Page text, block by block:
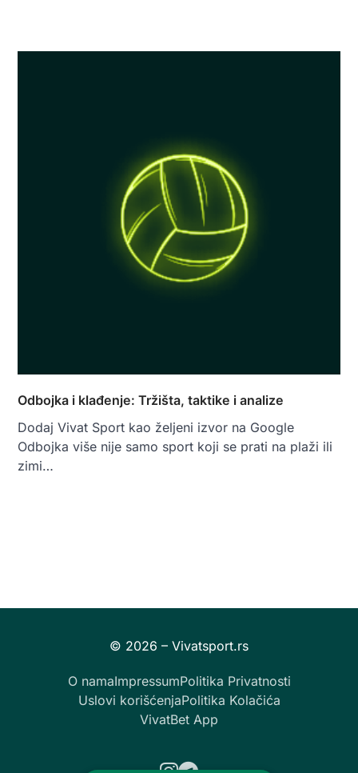
Odbojka i klađenje: Tržišta, taktike i analize
Dodaj Vivat Sport kao željeni izvor na Google
Odbojka više nije samo sport koji se prati na plaži ili
zimi…
O namaImpressumPolitika Privatnosti
Uslovi korišćenjaPolitika Kolačića
VivatBet App